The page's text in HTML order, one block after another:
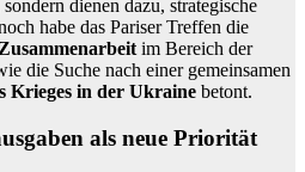
sondern dienen dazu, strategische
habe das Pariser Treffen die
im Bereich der
die Suche nach einer gemeinsamen
Krieges in der Ukraine betont.
als neue Priorität